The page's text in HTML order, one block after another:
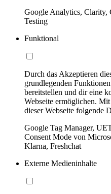
Google Analytics, Clarity,
Testing
Funktional
Durch das Akzeptieren
grundlegenden
bereitstellen und dir eine
Webseite ermöglichen.
dieser Webseite folgende
Google Tag Manager,
Consent Mode von
Klarna, Freshchat
Externe Medieninhalte